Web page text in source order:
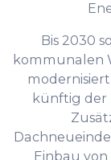
Bis 2030
kommunalen
künftig der
Einbau